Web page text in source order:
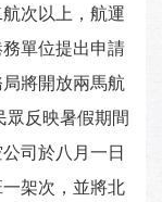
次以上，航運
單位提出申請
將開放兩馬航
眾反映暑假期間
司於八月一日
架次，並將北